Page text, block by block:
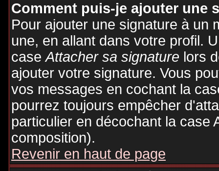
Comment puis-je ajouter une
Pour ajouter une signature à un
une, en allant dans votre profil.
caseAttacher sa signaturelors
ajouter votre signature. Vous
vos messages en cochant la
pourrez toujours empêcher
particulier en décochant la case
composition).
Revenir en haut de page